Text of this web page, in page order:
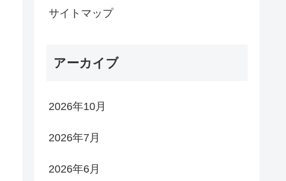
サイトマップ
アーカイブ
2026年10月
2026年7月
2026年6月